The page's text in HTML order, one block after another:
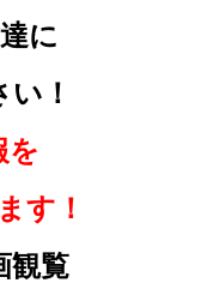
に
！
を
す！
観覧